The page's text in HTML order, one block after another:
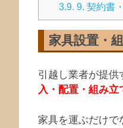
3.9. 9. 契約書
家具設置・
引越し業者が提供
入・配置・組み立
家具を運ぶだけで